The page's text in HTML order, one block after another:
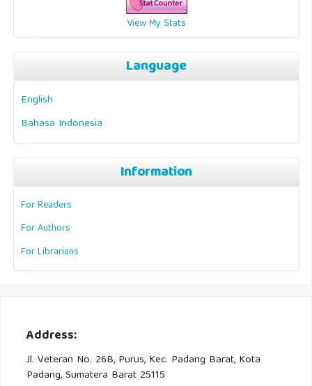
View My Stats
Language
English
Bahasa Indonesia
Information
For Readers
For Authors
For Librarians
Address:
Jl. Veteran No. 26B, Purus, Kec. Padang Barat, Kota
Padang, Sumatera Barat 25115